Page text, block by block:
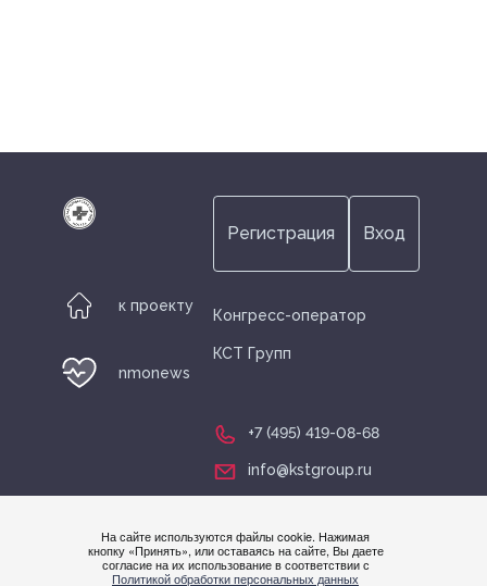
На сайте используются файлы cookie. Нажимая
кнопку «Принять», или оставаясь на сайте, Вы даете
согласие на их использование в соответствии с
Политикой обработки персональных данных
к проекту
nmonews
Конгресс-оператор
КСТ Групп
+7 (495) 419-08-68
info@kstgroup.ru
Регистрация Вход